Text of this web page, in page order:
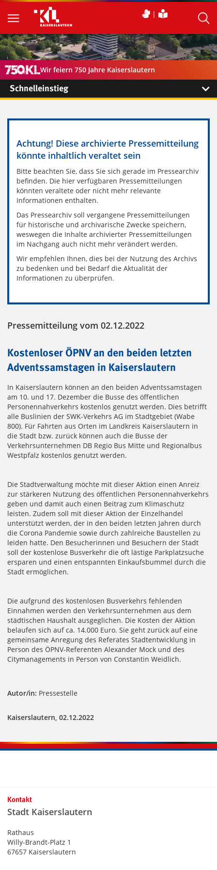
Wir feiern 750 Jahre Kaiserslautern
Schnelleinstieg
Achtung! Diese archivierte Pressemitteilung
könnte inhaltlich veraltet sein
Bitte beachten Sie, dass Sie sich gerade im Pressearchiv
befinden. Die hier verfügbaren Pressemitteilungen
könnten veraltete oder nicht mehr relevante
Informationen enthalten.
Das Pressearchiv soll vergangene Pressemitteilungen
für historische und archivarische Zwecke speichern,
weswegen die Inhalte archivierter Pressemitteilungen
im Nachgang auch nicht mehr verändert werden.
Wir empfehlen Ihnen, dies bei der Nutzung des Archivs
zu bedenken und bei Bedarf die Aktualität der
Informationen zu überprüfen.
Pressemitteilung vom 02.12.2022
Kostenloser ÖPNV an den beiden letzten
Adventssamstagen in Kaiserslautern
In Kaiserslautern können an den beiden Adventssamstagen
am 10. und 17. Dezember die Busse des öffentlichen
Personennahverkehrs kostenlos genutzt werden. Dies betrifft
alle Buslinien der SWK-Verkehrs AG im Stadtgebiet (Wabe
800). Für Fahrten aus Orten im Landkreis Kaiserslautern in
die Stadt bzw. zurück können auch die Busse der
Verkehrsunternehmen DB Regio Bus Mitte und Regionalbus
Westpfalz kostenlos genutzt werden.
Die Stadtverwaltung möchte mit dieser Aktion einen Anreiz
zur stärkeren Nutzung des öffentlichen Personennahverkehrs
geben und damit auch einen Beitrag zum Klimaschutz
leisten. Zudem soll mit dieser Aktion der Einzelhandel
unterstützt werden, der in den beiden letzten Jahren durch
die Corona Pandemie sowie durch zahlreiche Baustellen zu
leiden hatte. Den Besucherinnen und Besuchern der Stadt
soll der kostenlose Busverkehr die oft lästige Parkplatzsuche
ersparen und einen entspannten Einkaufsbummel durch die
Stadt ermöglichen.
Die aufgrund des kostenlosen Busverkehrs fehlenden
Einnahmen werden den Verkehrsunternehmen aus dem
städtischen Haushalt ausgeglichen. Die Kosten der Aktion
belaufen sich auf ca. 14.000 Euro. Sie geht zurück auf eine
gemeinsame Anregung des Referates Stadtentwicklung in
Person des ÖPNV-Referenten Alexander Mock und des
Citymanagements in Person von Constantin Weidlich.
Autor/in: Pressestelle
Kaiserslautern, 02.12.2022
Kontakt
Stadt Kaiserslautern
Rathaus
Willy-Brandt-Platz 1
67657 Kaiserslautern